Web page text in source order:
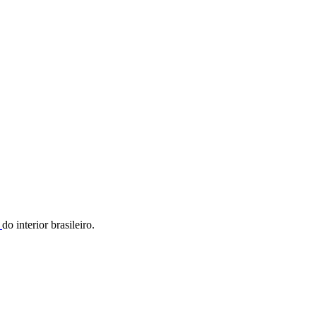
do interior brasileiro.